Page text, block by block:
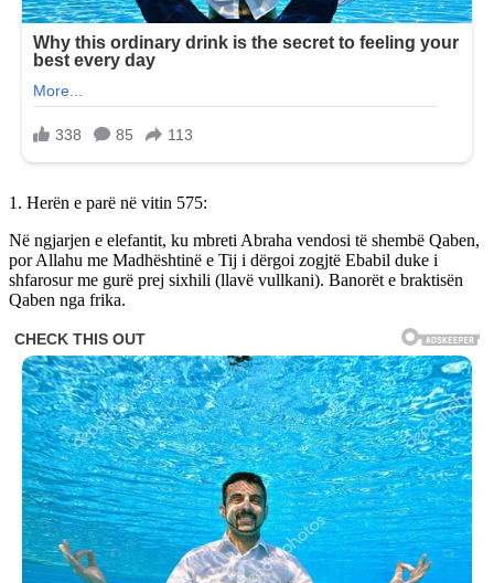
1. Herën e parë në vitin 575:
Në ngjarjen e elefantit, ku mbreti Abraha vendosi të shembë Qaben,
por Allahu me Madhështinë e Tij i dërgoi zogjtë Ebabil duke i
shfarosur me gurë prej sixhili (llavë vullkani). Banorët e braktisën
Qaben nga frika.